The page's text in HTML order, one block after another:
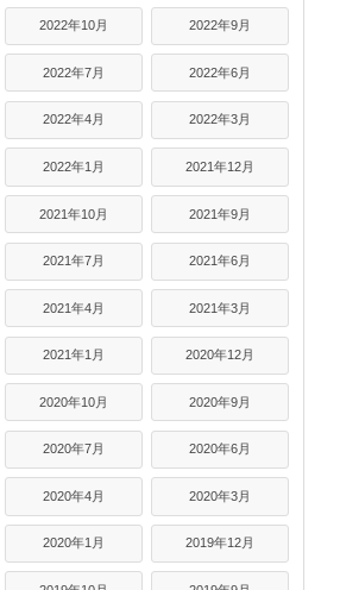
2022年10月 2022年9月
2022年7月 2022年6月
2022年4月 2022年3月
2022年1月 2021年12月
2021年10月 2021年9月
2021年7月 2021年6月
2021年4月 2021年3月
2021年1月 2020年12月
2020年10月 2020年9月
2020年7月 2020年6月
2020年4月 2020年3月
2020年1月 2019年12月